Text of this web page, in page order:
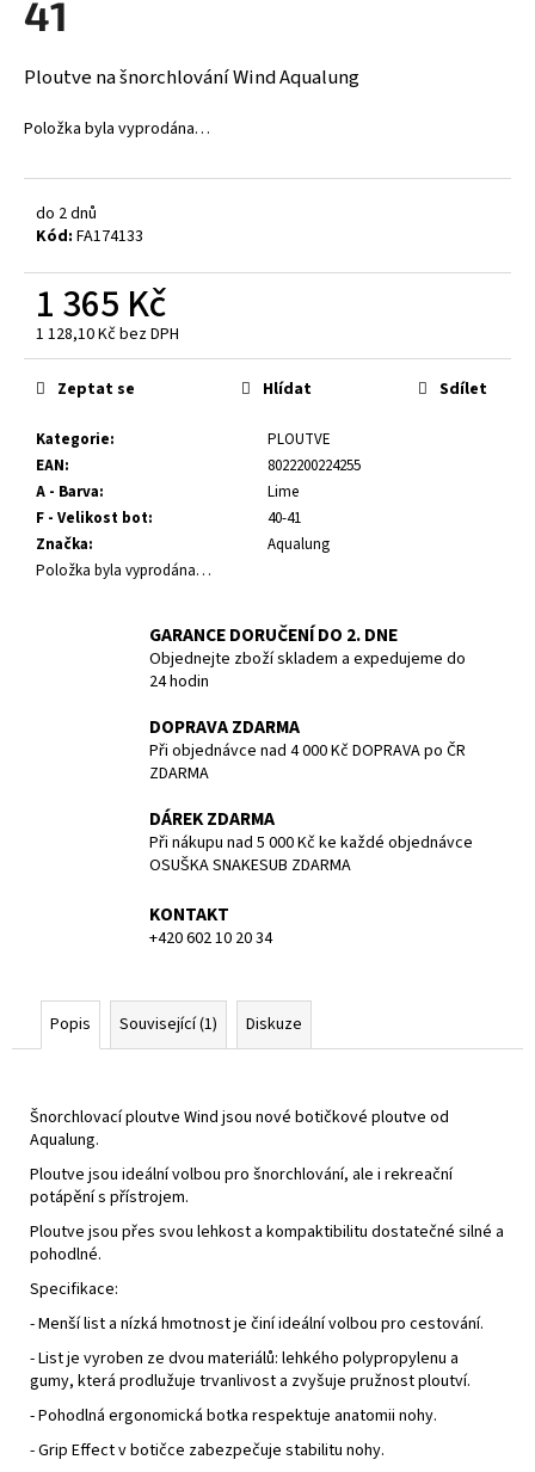
41
Ploutve na šnorchlování Wind Aqualung
Položka byla vyprodána…
do 2 dnů
Kód: FA174133
1 365 Kč
1 128,10 Kč bez DPH
Měrná
cena:
Kategorie:
PLOUTVE
EAN:
8022200224255
A - Barva:
Lime
F - Velikost bot:
40-41
Značka:
Aqualung
Položka byla vyprodána…
Zeptat se Hlídat Sdílet
GARANCE DORUČENÍ DO 2. DNE
Objednejte zboží skladem a expedujeme do
24 hodin
DOPRAVA ZDARMA
Při objednávce nad 4 000 Kč DOPRAVA po ČR
ZDARMA
DÁREK ZDARMA
Při nákupu nad 5 000 Kč ke každé objednávce
OSUŠKA SNAKESUB ZDARMA
KONTAKT
+420 602 10 20 34
Popis Související (1) Diskuze
Šnorchlovací ploutve Wind jsou nové botičkové ploutve od
Aqualung.
Ploutve jsou ideální volbou pro šnorchlování, ale i rekreační
potápění s přístrojem.
Ploutve jsou přes svou lehkost a kompaktibilitu dostatečné silné a
pohodlné.
Specifikace:
- Menší list a nízká hmotnost je činí ideální volbou pro cestování.
- List je vyroben ze dvou materiálů: lehkého polypropylenu a
gumy, která prodlužuje trvanlivost a zvyšuje pružnost ploutví.
- Pohodlná ergonomická botka respektuje anatomii nohy.
- Grip Effect v botičce zabezpečuje stabilitu nohy.
a
j
í
t
HLEDAT
D
p
o
u
u